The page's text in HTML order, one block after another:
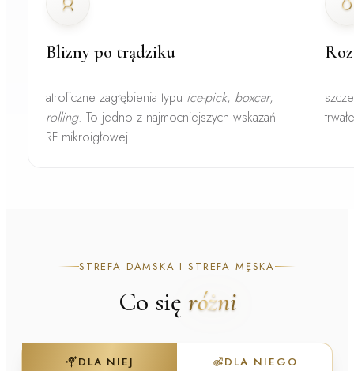
Blizny po trądziku
atroficzne zagłębienia typu ice-pick, boxcar,
rolling. To jedno z najmocniejszych wskazań
RF mikroigłowej.
STREFA DAMSKA I STREFA MĘSKA
Co się różni
DLA NIEJ DLA NIEGO